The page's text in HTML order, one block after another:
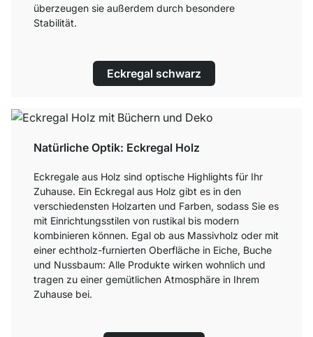
überzeugen sie außerdem durch besondere
Stabilität.
Eckregal schwarz
Natürliche Optik: Eckregal Holz
Eckregale aus Holz sind optische Highlights für Ihr
Zuhause. Ein Eckregal aus Holz gibt es in den
verschiedensten Holzarten und Farben, sodass Sie es
mit Einrichtungsstilen von rustikal bis modern
kombinieren können. Egal ob aus Massivholz oder mit
einer echtholz-furnierten Oberfläche in Eiche, Buche
und Nussbaum: Alle Produkte wirken wohnlich und
tragen zu einer gemütlichen Atmosphäre in Ihrem
Zuhause bei.